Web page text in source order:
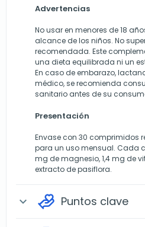
Advertencias
No usar en menores de 18
alcance de los niños. No
recomendada. Este
una dieta equilibrada ni un
En caso de embarazo,
médico, se recomienda
sanitario antes de su
Presentación
Envase con 30 comprimidos
para un uso mensual. Cada
mg de magnesio, 1,4 mg de
extracto de pasiflora.
expand_more Puntos clave